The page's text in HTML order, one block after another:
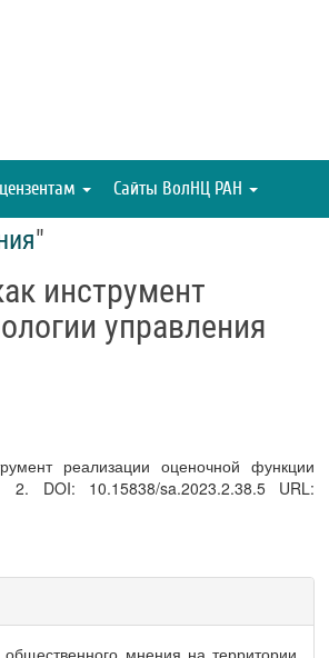
Сайты ВолНЦ РАН
"
инструмент
управления
реализации оценочной функции
DOI: 10.15838/sa.2023.2.38.5 URL:
мнения на территории